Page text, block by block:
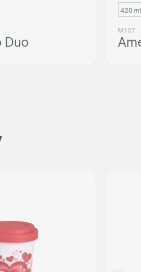
Duo
420 ml
M107